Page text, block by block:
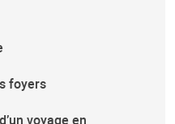
foyers
voyage en